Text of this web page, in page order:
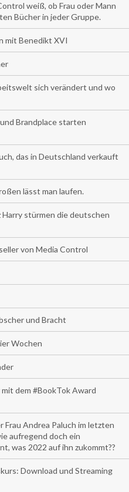
weiß, ob Frau oder Mann
Bücher in jeder Gruppe.
mit Benedikt XVI
sich verändert und wo
Brandplace starten
das in Deutschland verkauft
lässt man laufen.
stürmen die deutschen
von Media Control
und Bracht
Wochen
dem #BookTok Award
Frau Andrea Paluch im letzten
aufregend doch ein
was 2022 auf ihn zukommt??
Download und Streaming